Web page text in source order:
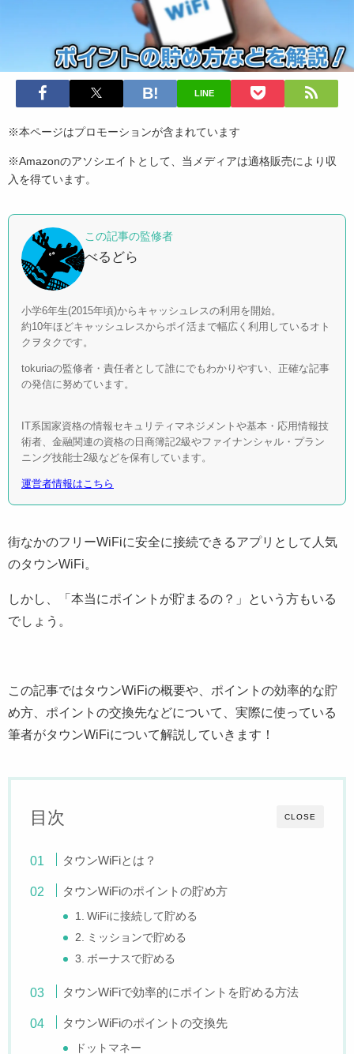
LINE
※本ページはプロモーションが含まれています
※Amazonのアソシエイトとして、当メディアは適格販売により収
入を得ています。
この記事の監修者
べるどら
小学6年生(2015年頃)からキャッシュレスの利用を開始。
約10年ほどキャッシュレスからポイ活まで幅広く利用しているオト
クヲタクです。
tokuriaの監修者・責任者として誰にでもわかりやすい、正確な記事
の発信に努めています。
IT系国家資格の情報セキュリティマネジメントや基本・応用情報技
術者、金融関連の資格の日商簿記2級やファイナンシャル・プラン
ニング技能士2級などを保有しています。
運営者情報はこちら
街なかのフリーWiFiに安全に接続できるアプリとして人気
のタウンWiFi。
しかし、「本当にポイントが貯まるの？」という方もいる
でしょう。
この記事ではタウンWiFiの概要や、ポイントの効率的な貯
め方、ポイントの交換先などについて、実際に使っている
筆者がタウンWiFiについて解説していきます！
CLOSE
目次
タウンWiFiとは？
タウンWiFiのポイントの貯め方
1. WiFiに接続して貯める
2. ミッションで貯める
3. ボーナスで貯める
タウンWiFiで効率的にポイントを貯める方法
タウンWiFiのポイントの交換先
ドットマネー